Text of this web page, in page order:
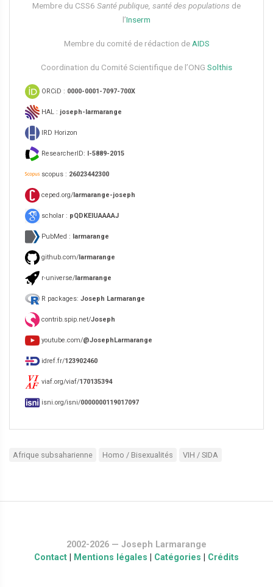
Membre du CSS6​ Santé publique, santé des populations de
l’Inserm
Membre du comité de rédaction de AIDS
Coordination du Comité Scientifique de l’ONG Solthis
ORCiD : 0000-0001-7097-700X
HAL : joseph-larmarange
IRD Horizon
ResearcherID: I-5889-2015
scopus : 26023442300
ceped.org/larmarange-joseph
scholar : pQDKEIUAAAAJ
PubMed : larmarange
github.com/larmarange
r-universe/larmarange
R packages: Joseph Larmarange
contrib.spip.net/Joseph
youtube.com/@JosephLarmarange
idref.fr/123902460
viaf.org/viaf/170135394
isni.org/isni/0000000119017097
Afrique subsaharienne Homo / Bisexualités VIH / SIDA
2002-2026 — Joseph Larmarange
Contact
Mentions légales Catégories Crédits